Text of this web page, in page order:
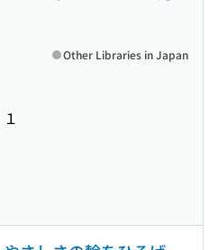
Other Libraries in Japan